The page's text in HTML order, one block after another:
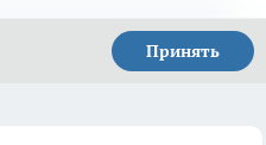
Принять